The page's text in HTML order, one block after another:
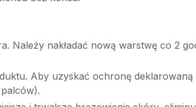
Należy nakładać nową warstwę co 2
Aby uzyskać ochronę